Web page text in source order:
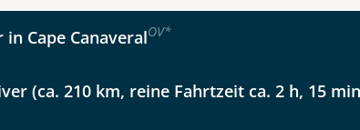
der Merkliste
WhatsApp
in Cape CanaveralOV*
(ca. 210 km, reine Fahrtzeit ca. 2 h, 15